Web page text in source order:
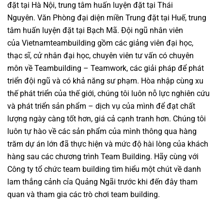
đặt tại Hà Nội, trung tâm huấn luyện đặt tại Thái
Nguyên. Văn Phòng đại diện miền Trung đặt tại Huế, trung
tâm huấn luyện đặt tại Bạch Mã. Đội ngũ nhân viên
của Vietnamteambuilding gồm các giảng viên đại học,
thạc sĩ, cử nhân đại học, chuyên viên tư vấn có chuyên
môn về Teambuilding – Teamwork, các giải pháp để phát
triển đội ngũ và có khả năng sư phạm. Hòa nhập cùng xu
thế phát triển của thế giới, chúng tôi luôn nỗ lực nghiên cứu
và phát triển sản phẩm – dịch vụ của mình để đạt chất
lượng ngày càng tốt hơn, giá cả cạnh tranh hơn. Chúng tôi
luôn tự hào về các sản phẩm của mình thông qua hàng
trăm dự án lớn đã thực hiện và mức độ hài lòng của khách
hàng sau các chương trình Team Building. Hãy cùng với
Công ty tổ chức team building tìm hiểu một chút về danh
lam thắng cảnh cỉa Quảng Ngãi trước khi đến đây tham
quan và tham gia các trò chơi team building.